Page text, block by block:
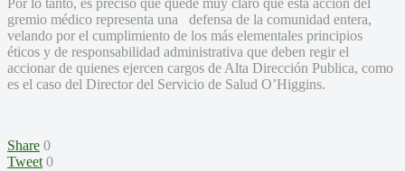
gremio médico representa una defensa de la comunidad entera,
velando por el cumplimiento de los más elementales principios
éticos y de responsabilidad administrativa que deben regir el
accionar de quienes ejercen cargos de Alta Dirección Publica, como
es el caso del Director del Servicio de Salud O’Higgins.
Share 0
Tweet 0